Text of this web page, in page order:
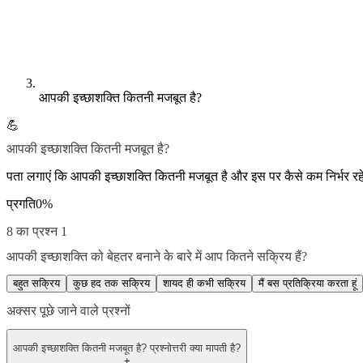
आपकी इच्छाशक्ति कितनी मजबूत है?
💪
आपकी इच्छाशक्ति कितनी मजबूत है?
पता लगाएं कि आपकी इच्छाशक्ति कितनी मजबूत है और इस पर कैसे कम निर्भर
प्रगति0%
8 का प्रश्न 1
आपकी इच्छाशक्ति को बेहतर बनाने के बारे में आप कितने सक्रिय हैं?
बहुत सक्रिय कुछ हद तक सक्रिय शायद ही कभी सक्रिय मैं बस प्रतिक्रिया करता हूं
अक्सर पूछे जाने वाले प्रश्नों
आपकी इच्छाशक्ति कितनी मजबूत है? प्रश्नोत्तरी क्या मापती है?